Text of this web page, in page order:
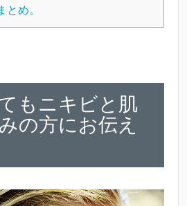
め。
もニキビと肌
の方にお伝え